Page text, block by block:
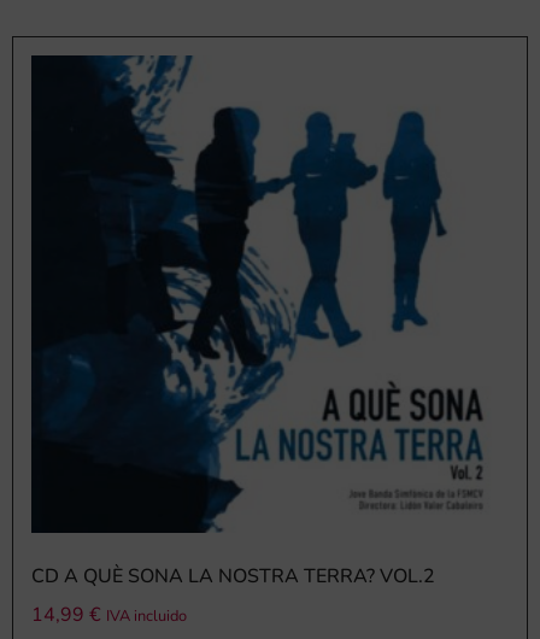
CD A QUÈ SONA LA NOSTRA TERRA? VOL.2
14,99 € IVA incluido